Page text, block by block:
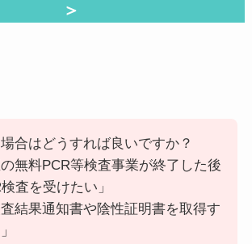
＞
合はどうすれば良いですか？
の無料PCR等検査事業が終了した後
査を受けたい」
査結果通知書や陰性証明書を取得す